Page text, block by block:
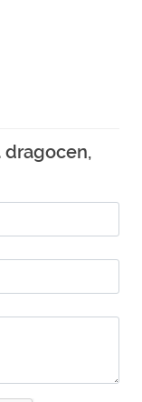
dragocen,